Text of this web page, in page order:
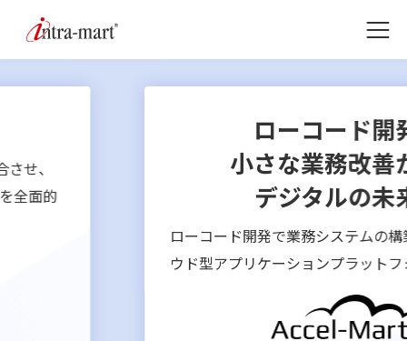
ローコード開発で
小さな業務改善から、
デジタルの未来へ
ローコード開発で業務システムの構築が可能な、クラ
ウド型アプリケーションプラットフォームです。